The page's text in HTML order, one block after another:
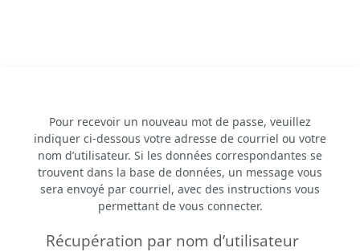
Pour recevoir un nouveau mot de passe, veuillez
indiquer ci-dessous votre adresse de courriel ou votre
nom d’utilisateur. Si les données correspondantes se
trouvent dans la base de données, un message vous
sera envoyé par courriel, avec des instructions vous
permettant de vous connecter.
Récupération par nom d’utilisateur
Récupération par nom d’utilisateur